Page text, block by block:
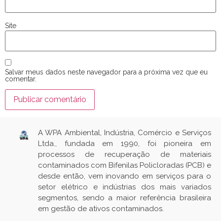
Site
Salvar meus dados neste navegador para a próxima vez que eu
comentar.
A WPA Ambiental, Indústria, Comércio e Serviços
Ltda., fundada em 1990, foi pioneira em
processos de recuperação de materiais
contaminados com Bifenilas Policloradas (PCB) e
desde então, vem inovando em serviços para o
setor elétrico e indústrias dos mais variados
segmentos, sendo a maior referência brasileira
em gestão de ativos contaminados.